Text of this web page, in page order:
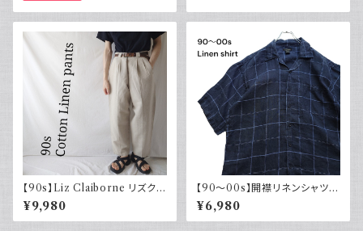
【90s】Liz Claiborne リズクレ
イボーン コットンリネンパンツ
ツータック ワイド スラックス 古
着
¥9,980
【90～00s】開襟リネンシャツ
チェック オープンカラー 古着 ボ
ックスシルエット ネイビー フェ
ード
¥6,980